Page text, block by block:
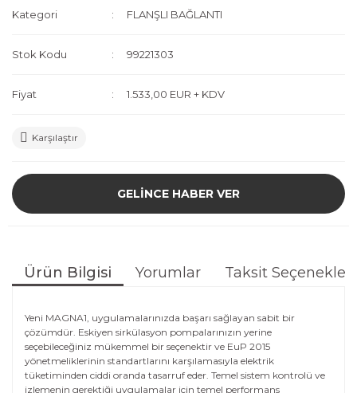
Kategori FLANŞLI BAĞLANTI
Stok Kodu 99221303
Fiyat 1.533,00 EUR + KDV
Karşılaştır
GELİNCE HABER VER
Ürün Bilgisi Yorumlar Taksit Seçenekleri
Yeni MAGNA1, uygulamalarınızda başarı sağlayan sabit bir
çözümdür. Eskiyen sirkülasyon pompalarınızın yerine
seçebileceğiniz mükemmel bir seçenektir ve EuP 2015
yönetmeliklerinin standartlarını karşılamasıyla elektrik
tüketiminden ciddi oranda tasarruf eder. Temel sistem kontrolü ve
izlemenin gerektiği uygulamalar için temel performans